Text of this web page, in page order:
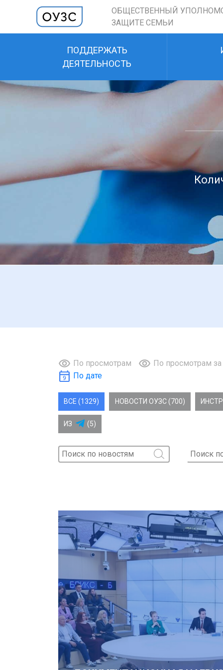
ОБЩЕСТВЕННЫЙ
ЗАЩИТЕ СЕМЬИ
ПОДДЕРЖАТЬ
ДЕЯТЕЛЬНОСТЬ
По просмотрам
По просмотрам
По дате
ВСЕ (1329) НОВОСТИ ОУЗС (700)
ИЗ (5)